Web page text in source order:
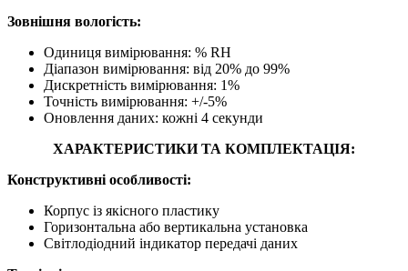
Зовнішня вологість:
Одиниця вимірювання: % RH
Діапазон вимірювання: від 20% до 99%
Дискретність вимірювання: 1%
Точність вимірювання: +/-5%
Оновлення даних: кожні 4 секунди
ХАРАКТЕРИСТИКИ ТА КОМПЛЕКТАЦІЯ:
Конструктивні особливості:
Корпус із якісного пластику
Горизонтальна або вертикальна установка
Світлодіодний індикатор передачі даних